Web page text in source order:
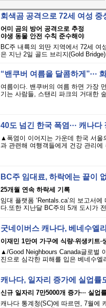
회색곰 공격으로 72세 여성 중
어미 곰의 방어 공격으로 추정
야생 동물 안전 수칙 준수해야
BC주 내륙의 외딴 지역에서 72세 여
은 지난 2일 골드 브리지(Gold
“밴쿠버 여름을 달콤하게”···
여름이다. 밴쿠버의 여름 하면 가장
기는 사람들, 스탠리 파크의 거대한
40도 넘긴 한국 폭염··· 캐나
▲폭염이 이어지는 가운데 한국 서울
과 관련해 여행객들에게 건강 관리
BC주 임대료, 하락에는 끝이
25개월 연속 하락세 기록
임대 플랫폼 ‘Rentals.ca’의 보고서
다.또한 지난달 BC주의 5개 도시가
굿네이버스 캐나다, 베네수엘
이재민 1만여 가구에 식량·위생키트·
▲/Good Neighbours Canada글로벌
진으로 심각한 피해를 입은 베네수
캐나다, 일자리 증가에 실업률
신규 일자리 7만5000개 증가··· 실업
캐나다 통계청(SC)에 따르면, 7월에